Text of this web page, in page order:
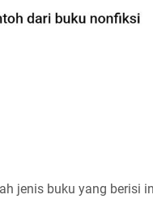
jenis buku yang berisi